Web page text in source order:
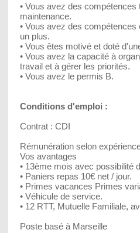
• Vous avez des
maintenance.
• Vous avez des
un plus.
• Vous êtes motivé et doté
• Vous avez la capacité à
travail et à gérer les priorités.
• Vous avez le permis B.
Conditions d'emploi :
Contrat : CDI
Rémunération selon
Vos avantages
• 13ème mois avec possibilité
• Paniers repas 10€ net / jour.
• Primes vacances Primes
• Véhicule de service.
• 12 RTT, Mutuelle Familiale,
Poste basé à Marseille